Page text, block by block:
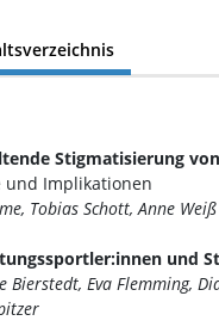
Stigmatisierung
und Implikationen
Tobias Schott, Anne
und
Bierstedt, Eva Flemming,